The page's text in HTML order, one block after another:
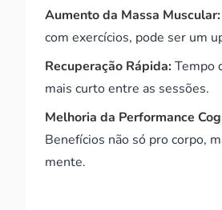
Aumento da Massa Muscular:
com exercícios, pode ser um
Recuperação Rápida:Tempo
mais curto entre as sessões.
Melhoria da Performance
Benefícios não só pro corpo,
mente.